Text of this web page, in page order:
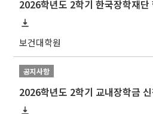
보건대학원
공지사항
2026학년도 2학기 교내장학금